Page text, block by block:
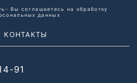
Вы соглашаетесь на обработку
данных
КОНТАКТЫ
91